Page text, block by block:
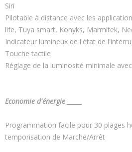
Siri
Pilotable à distance avec les
life, Tuya smart, Konyks, Marmitek,
Indicateur lumineux de l'état de
Touche tactile
Réglage de la luminosité minimale
Economie d'énergie _____
Programmation facile pour 30 plages
temporisation de Marche/Arrêt